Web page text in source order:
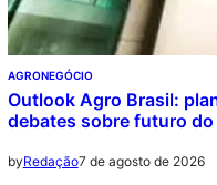
AGRONEGÓCIO
Outlook Agro Brasil:
debates sobre futuro
byRedação7 de agosto de 2026